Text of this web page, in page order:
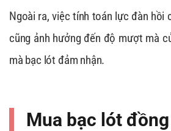
Ngoài ra, việc tính toán lực đàn hồi
cũng ảnh hưởng đến độ mượt mà
mà bạc lót đảm nhận.
Mua bạc lót